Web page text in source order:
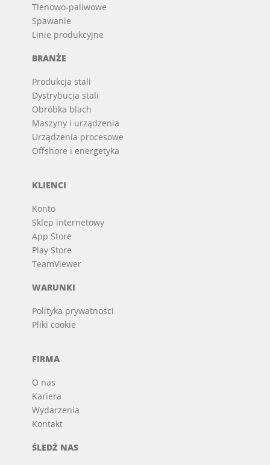
Tlenowo-paliwowe
Spawanie
Linie produkcyjne
BRANŻE
Produkcja stali
Dystrybucja stali
Obróbka blach
Maszyny i urządzenia
Urządzenia procesowe
Offshore i energetyka
KLIENCI
Konto
Sklep internetowy
App Store
Play Store
TeamViewer
WARUNKI
Polityka prywatności
Pliki cookie
FIRMA
O nas
Kariera
Wydarzenia
Kontakt
ŚLEDŹ NAS